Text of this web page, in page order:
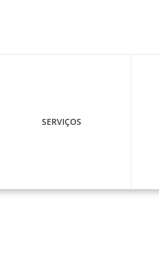
SERVIÇOS